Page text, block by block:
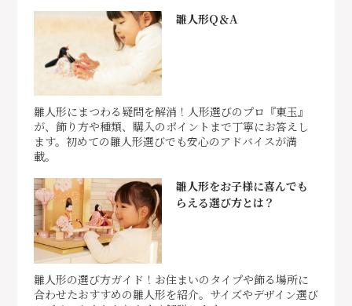
雛人形Q＆A
雛人形にまつわる疑問を解消！人形選びのプロ『東玉』
が、飾り方や種類、購入のポイントまで丁寧にお答えし
ます。初めての雛人形選びでも安心のアドバイスが満
載。
雛人形をお子様に喜んでも
らえる選び方とは？
雛人形の選び方ガイド！お住まいのタイプや飾る場所に
合わせたおすすめの雛人形を紹介。サイズやデザイン選び